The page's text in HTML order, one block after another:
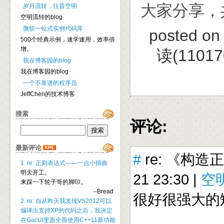
大家分享
posted
读
评论:
# re: 《构造
21 23:30 | 空
很好很强大
岁月流转，往昔空明
空明流转的blog
微软一站式实例代码库
500个经典示例，速学速用，效率倍
增。
我在博客园的blog
我在博客园的blog
一个不靠谱的程序员
JeffChen的技术博客
搜索
最新评论
1. re: 正则表达式——一点小插曲
明天开工。
来踩一下轮子哥的脚印。
--Bread
2. re: 自从昨天我发现VS2012可以
编译出支持XP的代码之后，我决定
在GacUI里面全面使用C++11新功能